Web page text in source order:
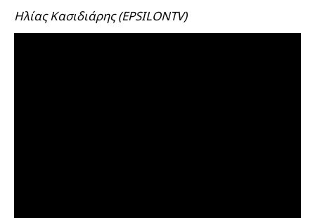
Ηλίας Κασιδιάρης (EPSILONTV)